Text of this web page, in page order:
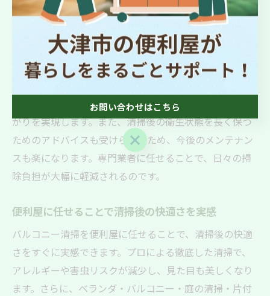
間をかけずにバルコニーの美しさを取り戻せます。
便利屋利用でバルコニー清掃がグッと楽になる理由
便利屋を利用する最大のメリットは、専門性と効率性に
きにくい場所も徹底的に清掃され、短時間で美しい仕上
がりを実現します。また、清掃後の衛生状態を長く保つ
ためのアドバイスも受けられるため、今後のメンテナン
スも楽になります。専門業者に任せることで、日々の掃
除負担が大幅に軽減されるのです。
便利屋に任せることで清掃後の快適さを実感
バルコニー清掃を便利屋に任せることで、清掃後の快適
さをすぐに実感できます。プロによる徹底した清掃で、
アレルギーや害虫リスクが減少し、見た目も美しくなり
ます。さらに、ベランダ・バルコニー・庭の清掃・片付
お問い合わせはこちら
お問い合わせはこちら